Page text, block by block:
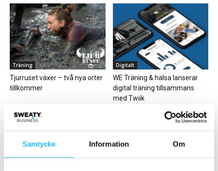
Samtycke Information Om
Träning
Tjurruset växer – två nya orter
tillkommer
Digitalt
WE Träning & hälsa lanserar
digital träning tillsammans
med Twiik